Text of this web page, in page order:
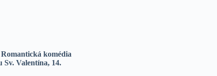
omantická komédia
Sv. Valentína, 14.